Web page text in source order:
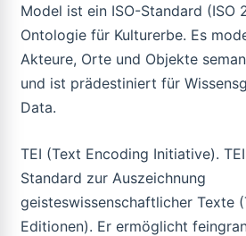
Model ist ein ISO-Standard (ISO
Ontologie für Kulturerbe. Es
Akteure, Orte und Objekte
und ist prädestiniert für
Data.
TEI (Text Encoding Initiative).
Standard zur Auszeichnung
geisteswissenschaftlicher Texte
Editionen). Er ermöglicht